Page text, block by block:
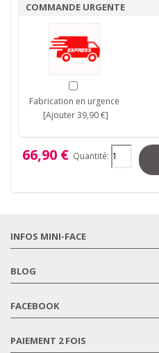
COMMANDE URGENTE
Fabrication en urgence
[Ajouter 39,90 €]
66,90 € Quantité:
INFOS MINI-FACE
BLOG
FACEBOOK
PAIEMENT 2 FOIS